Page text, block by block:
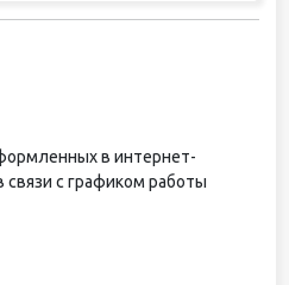
в интернет-
связи с графиком работы